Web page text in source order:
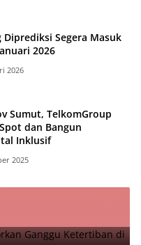
Diprediksi Segera Masuk
2026
2026
Sumut, TelkomGroup
dan Bangun
Inklusif
2025
Ganggu Ketertiban